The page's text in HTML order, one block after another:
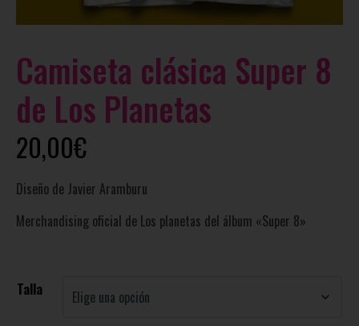
Camiseta clásica Super 8
de Los Planetas
20,00€
Diseño de Javier Aramburu
Merchandising oficial de Los planetas del álbum «Super 8»
Talla